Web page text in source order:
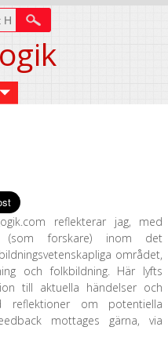
reflekterar jag, med
(som forskare) inom det
området,
och folkbildning. Här lyfts
till aktuella händelser och
reflektioner om potentiella
mottages gärna, via